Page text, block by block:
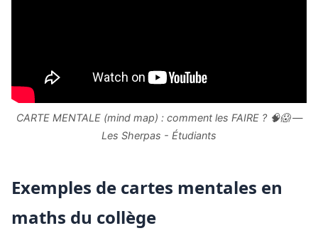
CARTE MENTALE (mind map) : comment les FAIRE ? 🧠😱 —
Les Sherpas - Étudiants
Exemples de cartes mentales en
maths du collège